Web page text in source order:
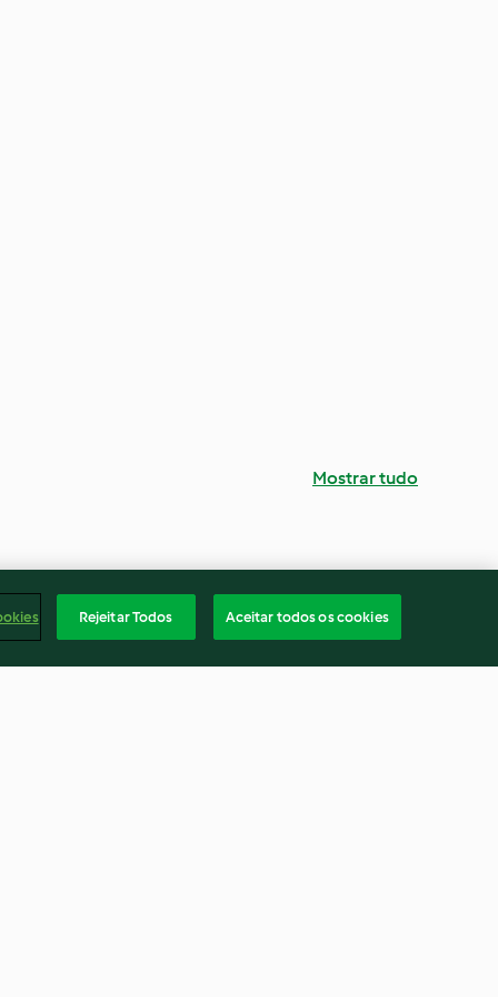
Mostrar tudo
Rejeitar Todos Aceitar todos os cookies